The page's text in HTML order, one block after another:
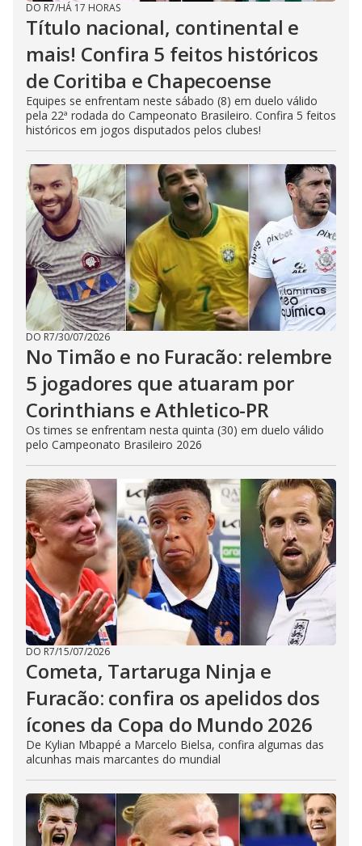
DO R7/HÁ 17 HORAS
Título nacional, continental e
mais! Confira 5 feitos históricos
de Coritiba e Chapecoense
Equipes se enfrentam neste sábado (8) em duelo válido
pela 22ª rodada do Campeonato Brasileiro. Confira 5 feitos
históricos em jogos disputados pelos clubes!
DO R7/30/07/2026
No Timão e no Furacão: relembre
5 jogadores que atuaram por
Corinthians e Athletico-PR
Os times se enfrentam nesta quinta (30) em duelo válido
pelo Campeonato Brasileiro 2026
DO R7/15/07/2026
Cometa, Tartaruga Ninja e
Furacão: confira os apelidos dos
ícones da Copa do Mundo 2026
De Kylian Mbappé a Marcelo Bielsa, confira algumas das
alcunhas mais marcantes do mundial